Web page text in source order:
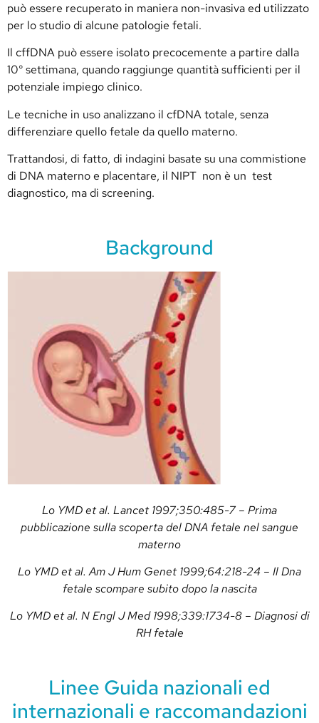
può essere recuperato in maniera non-invasiva ed utilizzato
per lo studio di alcune patologie fetali.
Il cffDNA può essere isolato precocemente a partire dalla
10° settimana, quando raggiunge quantità sufficienti per il
potenziale impiego clinico.
Le tecniche in uso analizzano il cfDNA totale, senza
differenziare quello fetale da quello materno.
Trattandosi, di fatto, di indagini basate su una commistione
di DNA materno e placentare, il NIPT non è un test
diagnostico, ma di screening.
Background
Lo YMD et al. Lancet 1997;350:485-7 – Prima
pubblicazione sulla scoperta del DNA fetale nel sangue
materno
Lo YMD et al. Am J Hum Genet 1999;64:218-24 – Il Dna
fetale scompare subito dopo la nascita
Lo YMD et al. N Engl J Med 1998;339:1734-8 – Diagnosi di
RH fetale
Linee Guida nazionali ed
internazionali e raccomandazioni